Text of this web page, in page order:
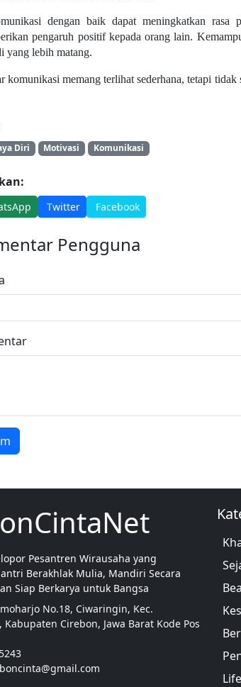
dengan baik dapat meningkatkan
pengaruh positif kepada orang lain.
yang lebih matang.
komunikasi memang terlihat sederhana, tetapi
Diri Motivasi Komunikasi
Twitter Facebook
Pengguna
Pesantren Wirausaha yang
Berakhlak Mulia, Mandiri Secara
Siap Berkarya untuk Bangsa
No.18, Ciwaringin, Kec.
Cirebon, Jawa Barat Kode Pos